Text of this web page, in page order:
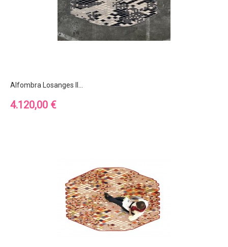
Alfombra Losanges II...
Precio
4.120,00 €